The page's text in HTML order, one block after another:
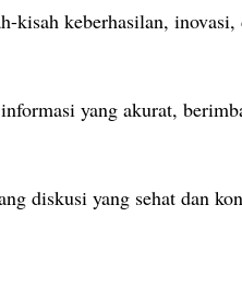
kisah keberhasilan,
yang akurat,
diskusi yang sehat dan